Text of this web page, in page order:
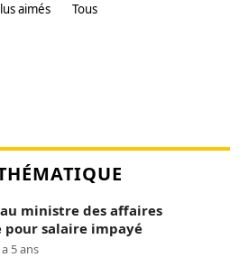
aimés Tous
ministre des affaires
pour salaire impayé
5 ans